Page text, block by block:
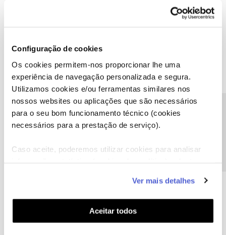
Configuração de cookies
Os cookies permitem-nos proporcionar lhe uma
experiência de navegação personalizada e segura.
Utilizamos cookies e/ou ferramentas similares nos
nossos websites ou aplicações que são necessários
para o seu bom funcionamento técnico (cookies
necessários para a prestação de serviço).
Caso aceite, poderemos utilizar cookies para analisar
funcionalidades (cookies de personalização e
funcionalidade) e adaptar anúncios aos seus interesses
(cookies de publicidade personalizada). Pode gerir a
utilização dos cookies clicando em "Configurar
Ver mais detalhes
Aceitar todos
Descubra as novidades de junho
Hall of Fame de junho